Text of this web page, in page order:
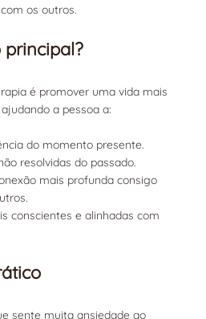
os outros.
é promover uma vida mais
a pessoa a:
do momento presente.
resolvidas do passado.
mais profunda consigo
conscientes e alinhadas com
sente muita ansiedade ao